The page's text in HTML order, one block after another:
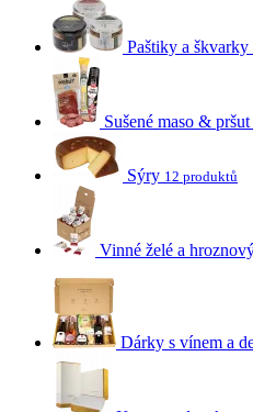
Paštiky a škvarky
Sušené maso & pršut
Sýry 12 produktů
Vinné želé a
Dárky s vínem a